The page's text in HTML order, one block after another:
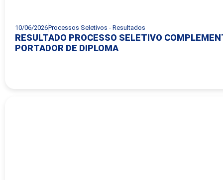
10/06/2026Processos Seletivos - Resultados
RESULTADO PROCESSO SELETIVO
PORTADOR DE DIPLOMA